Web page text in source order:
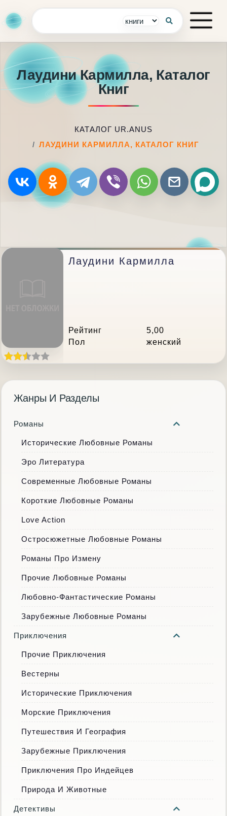
Лаудини Кармилла, Каталог
Книг
КАТАЛОГ UR.ANUS
ЛАУДИНИ КАРМИЛЛА, КАТАЛОГ КНИГ
Лаудини Кармилла
Рейтинг
5,00
Пол
женский
Жанры И Разделы
Романы
Исторические Любовные Романы
Эро Литература
Современные Любовные Романы
Короткие Любовные Романы
Love Action
Остросюжетные Любовные Романы
Романы Про Измену
Прочие Любовные Романы
Любовно-Фантастические Романы
Зарубежные Любовные Романы
Приключения
Прочие Приключения
Вестерны
Исторические Приключения
Морские Приключения
Путешествия И География
Зарубежные Приключения
Приключения Про Индейцев
Природа И Животные
Детективы